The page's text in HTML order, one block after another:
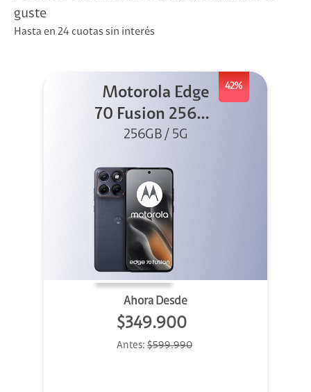
guste
Hasta en 24 cuotas sin interés
42%
Motorola Edge
70 Fusion 256GB
Azul
256GB / 5G
Ahora Desde
$349.900
Antes: $599.990